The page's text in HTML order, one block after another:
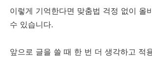
이렇게 기억한다면 맞춤법 걱정 없이 올
수 있습니다.
앞으로 글을 쓸 때 한 번 더 생각하고 적